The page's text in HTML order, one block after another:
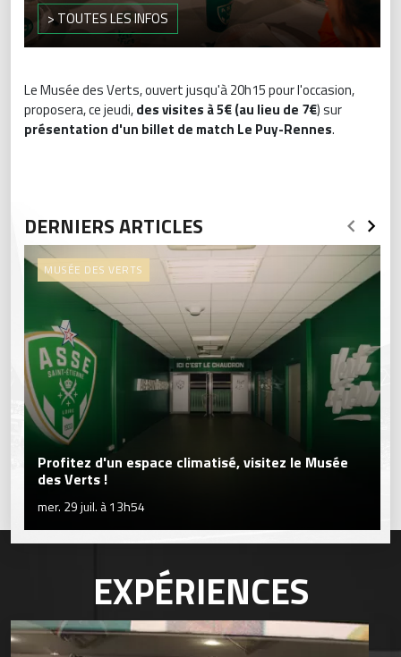
> TOUTES LES INFOS
Le Musée des Verts, ouvert jusqu'à 20h15 pour l'occasion,
proposera, ce jeudi,des visites à 5€ (au lieu de 7€) sur
présentation d'un billet de match Le Puy-Rennes.
DERNIERS ARTICLES
MUSÉE DES VERTS
Profitez d'un espace climatisé, visitez le Musée
des Verts !
mer. 29 juil. à 13h54
EXPÉRIENCES